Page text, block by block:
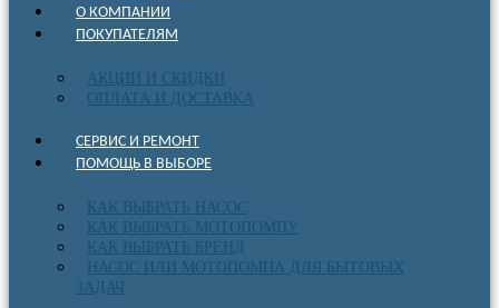
О КОМПАНИИ
ПОКУПАТЕЛЯМ
АКЦИИ И СКИДКИ
ОПЛАТА И ДОСТАВКА
СЕРВИС И РЕМОНТ
ПОМОЩЬ В ВЫБОРЕ
КАК ВЫБРАТЬ НАСОС
КАК ВЫБРАТЬ МОТОПОМПУ
КАК ВЫБРАТЬ БРЕНД
НАСОС ИЛИ МОТОПОМПА ДЛЯ БЫТОВЫХ
ЗАДАЧ